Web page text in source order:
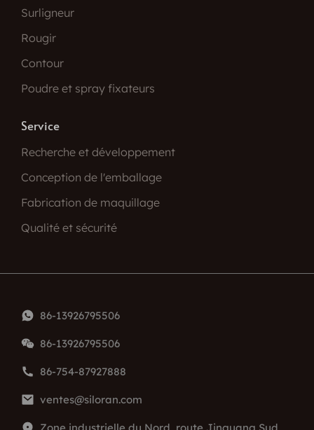
Surligneur
Rougir
Contour
Poudre et spray fixateurs
Service
Recherche et développement
Conception de l'emballage
Fabrication de maquillage
Qualité et sécurité
86-13926795506
86-13926795506
86-754-87927888
ventes@siloran.com
Zone industrielle du Nord, route Jinguang Sud,